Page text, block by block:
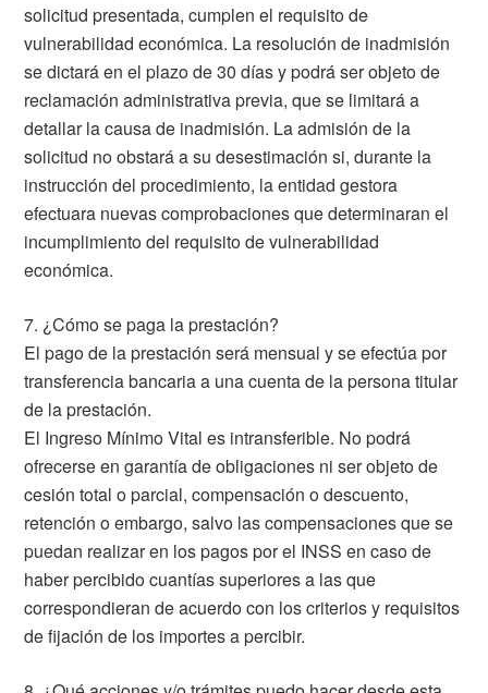
solicitud presentada, cumplen el requisito de
vulnerabilidad económica. La resolución de inadmisión
se dictará en el plazo de 30 días y podrá ser objeto de
reclamación administrativa previa, que se limitará a
detallar la causa de inadmisión. La admisión de la
solicitud no obstará a su desestimación si, durante la
instrucción del procedimiento, la entidad gestora
efectuara nuevas comprobaciones que determinaran el
incumplimiento del requisito de vulnerabilidad
económica.
7. ¿Cómo se paga la prestación?
El pago de la prestación será mensual y se efectúa por
transferencia bancaria a una cuenta de la persona titular
de la prestación.
El Ingreso Mínimo Vital es intransferible. No podrá
ofrecerse en garantía de obligaciones ni ser objeto de
cesión total o parcial, compensación o descuento,
retención o embargo, salvo las compensaciones que se
puedan realizar en los pagos por el INSS en caso de
haber percibido cuantías superiores a las que
correspondieran de acuerdo con los criterios y requisitos
de fijación de los importes a percibir.